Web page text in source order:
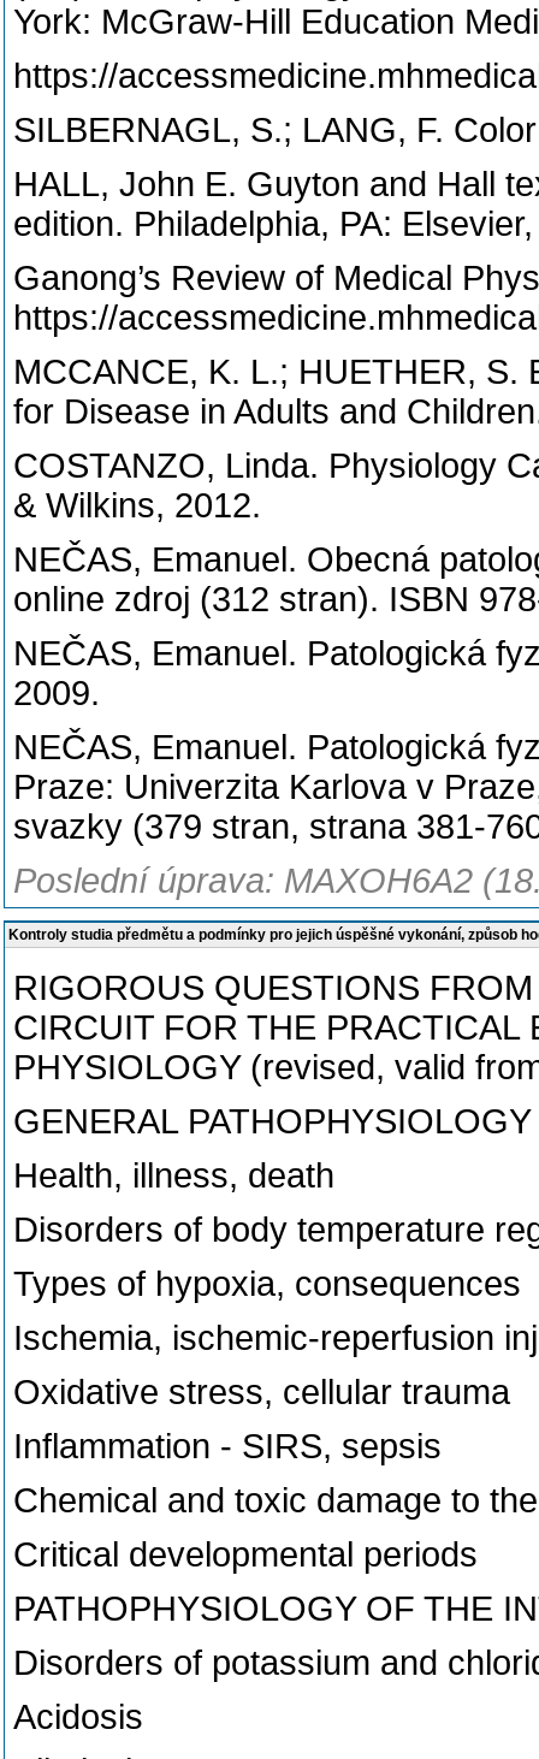
York: McGraw-Hill Education
https://
SILBERNAGL, S.; LANG, F.
HALL, John E. Guyton and Hall
edition. Philadelphia, PA:
Ganong’s Review of Medical
https://
MCCANCE, K. L.; HUETHER, S.
for Disease in Adults and
COSTANZO, Linda. Physiology
& Wilkins, 2012.
NEČAS, Emanuel. Obecná
online zdroj (312 stran). ISBN
NEČAS, Emanuel. Patologická
2009.
NEČAS, Emanuel. Patologická
Praze: Univerzita Karlova v
svazky (379 stran, strana 381-
Poslední úprava: MAXOH6A2
Kontroly studia předmětu a podmínky pro jejich úspěšné vykonání, způsob
RIGOROUS QUESTIONS
CIRCUIT FOR THE PRACTICAL
PHYSIOLOGY (revised, valid
GENERAL PATHOPHYSIOLOGY
Health, illness, death
Disorders of body temperature
Types of hypoxia, consequences
Ischemia, ischemic-reperfusion
Oxidative stress, cellular trauma
Inflammation - SIRS, sepsis
Chemical and toxic damage to
Critical developmental periods
PATHOPHYSIOLOGY OF THE
Disorders of potassium and
Acidosis